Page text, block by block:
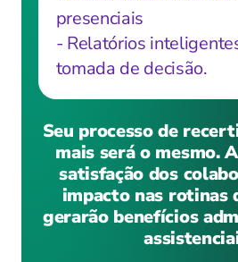
presenciais
- Relatórios
tomada de decisão.
Seu processo de
mais será o mesmo.
satisfação dos
impacto nas rotinas
gerarão benefícios